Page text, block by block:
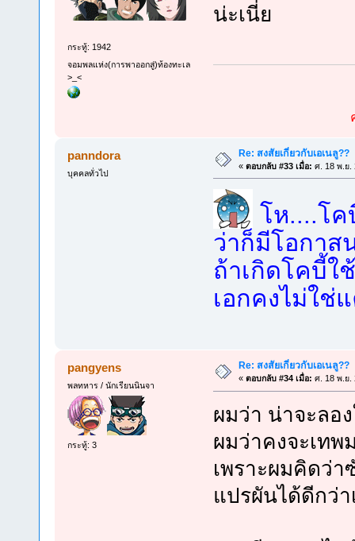
กระทู้: 1942
จอมพลแห่ง(การพาออกสู่)ท้องทะเล
>_<
น่ะเนี่ย
panndora
บุคคลทั่วไป
Re: สงสัยเกี่ยวกับเอเนลู??
« ตอบกลับ #33 เมื่อ: ศ. 18 พ.ย.
โห....โค
ว่าก็มีโอกาส
ถ้าเกิดโคบี้ใ
เอกคงไม่ใช่
pangyens
พลทหาร / นักเรียนนินจา
กระทู้: 3
Re: สงสัยเกี่ยวกับเอเนลู??
« ตอบกลับ #34 เมื่อ: ศ. 18 พ.ย.
ผมว่า น่าจะลอ
ผมว่าคงจะเทพ
เพราะผมคิดว่
แปรผันได้ดีกว่า